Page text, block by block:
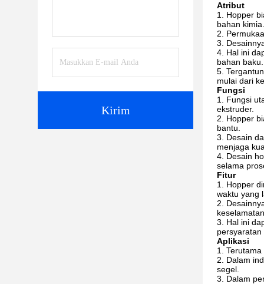
Kirim
Atribut
Hopper
bahan kimia.
Hal ini
bahan baku.
mulai dari
Fungsi
Fungsi
ekstruder.
Hopper
bantu.
Desain
menjaga
Desain
selama
Fitur
Hopper
waktu yang
Hal ini
Aplikasi
Dalam
segel.
Dalam